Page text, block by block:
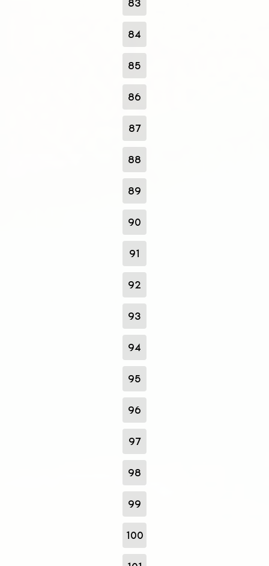
83
84
85
86
87
88
89
90
91
92
93
94
95
96
97
98
99
100